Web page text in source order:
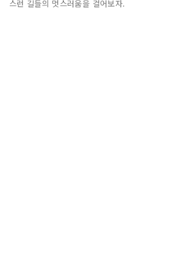
스런 길들의 멋스러움을 걸어보자.